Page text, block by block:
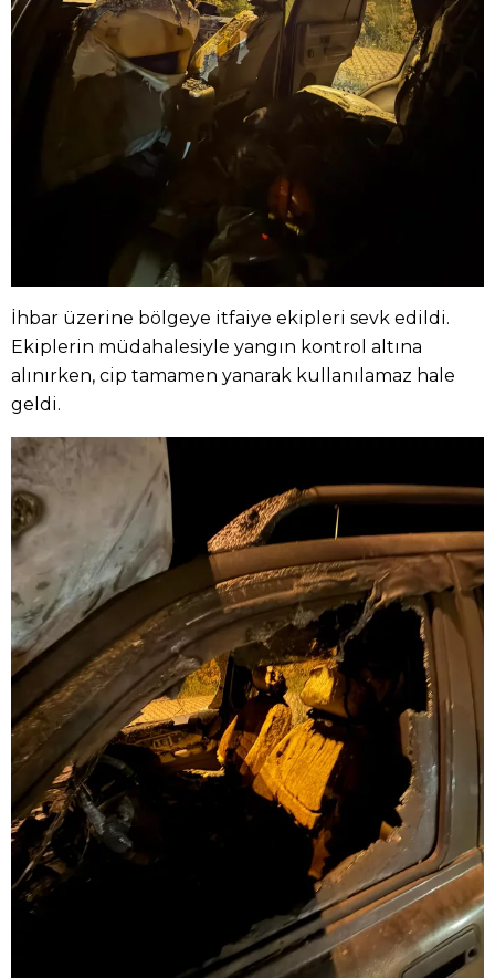
İhbar üzerine bölgeye itfaiye ekipleri sevk edildi.
Ekiplerin müdahalesiyle yangın kontrol altına
alınırken, cip tamamen yanarak kullanılamaz hale
geldi.